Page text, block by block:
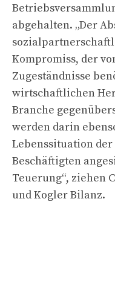
abgehalten. „Der
Kompromiss, der
Zugeständnisse
wirtschaftlichen
Branche
werden darin
Lebenssituation der
Beschäftigten
Teuerung“, ziehen
und Kogler Bilanz.